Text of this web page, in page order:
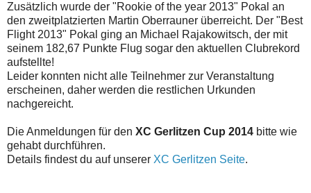
Zusätzlich wurde der "Rookie of the year 2013" Pokal an
den zweitplatzierten Martin Oberrauner überreicht. Der "Best
Flight 2013" Pokal ging an Michael Rajakowitsch, der mit
seinem 182,67 Punkte Flug sogar den aktuellen Clubrekord
aufstellte!
Leider konnten nicht alle Teilnehmer zur Veranstaltung
erscheinen, daher werden die restlichen Urkunden
nachgereicht.
Die Anmeldungen für den XC Gerlitzen Cup 2014 bitte wie
gehabt durchführen.
Details findest du auf unserer XC Gerlitzen Seite.